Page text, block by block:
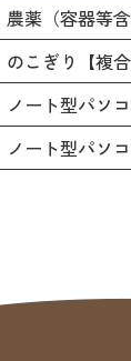
農薬（容器等含
のこぎり【複合
ノート型パソ
ノート型パソ